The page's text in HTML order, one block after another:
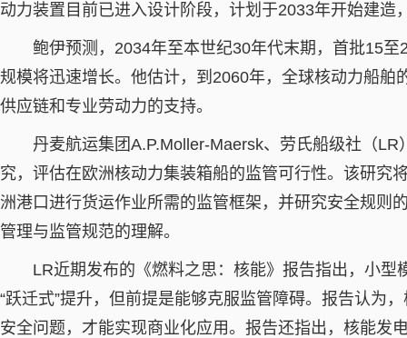
动力装置目前已进入设计阶段，计划于2033年开始建造
鲍伊预测，2034年至本世纪30年代末期，首批15至
规模将迅速增长。他估计，到2060年，全球核动力船舶
供应链和专业劳动力的支持。
丹麦航运集团A.P.Moller-Maersk、劳氏船级社（LR
究，评估在欧洲核动力集装箱船的监管可行性。该研究
洲港口进行货运作业所需的监管框架，并研究安全规则
管理与监管规范的理解。
LR近期发布的《燃料之思：核能》报告指出，小型
“跃迁式”提升，但前提是能够克服监管障碍。报告认为
安全问题，才能实现商业化应用。报告还指出，核能发